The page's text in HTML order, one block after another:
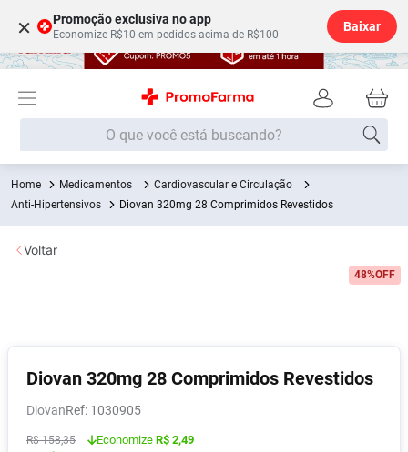
× Promoção exclusiva no app
Economize R$10 em pedidos acima de R$100
Baixar
O que você está buscando?
Medicamentos
Cardiovascular e Circulação
Anti-Hipertensivos
Diovan 320mg 28 Comprimidos Revestidos
48%OFF
Diovan 320mg 28 Comprimidos Revestidos
Diovan : 1030905
R$ 158,35 Economize R$ 2,49
Voltar
Termos mais buscados
1º Fralda
2
5º Fralda G
6º Shampoo